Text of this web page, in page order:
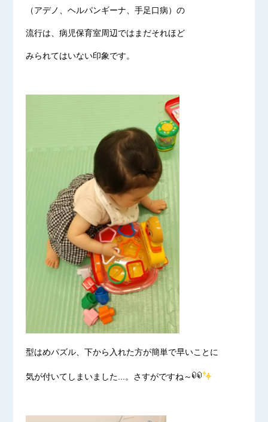
（アデノ、ヘルパンギーナ、手足口病）の
流行は、病児保育室周辺ではまだそれほど
みられてはいない印象です。
型はめパズル、下から入れた方が簡単で早いことに
気が付いてしまいました...。さすがですね～